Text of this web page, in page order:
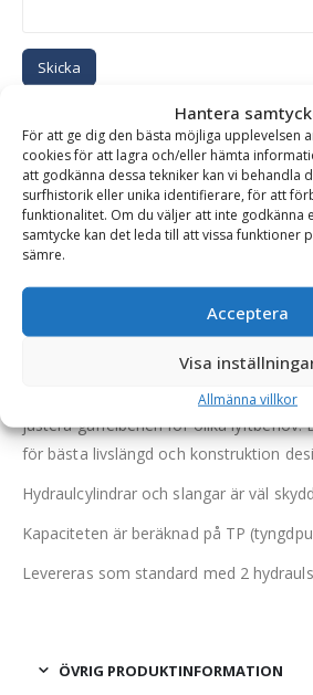
Hantera
För att ge dig den bästa möjliga upplevelsen
cookies för att lagra och/eller hämta
att godkänna dessa tekniker kan vi behandla
surfhistorik eller unika identifierare, för att
funktionalitet. Om du väljer att inte godkänna
samtycke kan det leda till att vissa funktioner
sämre.
Acceptera
Visa
Allmänna villkor
Skicka
Se alla produkter inom samma kategori
Pallgafflar Hydrauliska
BESKRIVNING
Gaffelställ – hydrauliskt, fäste
9900 kg, rambredd 2000 mm,
En pallgaffel med hydraulisk spridning
justera gaffelbenen för olika lyftbehov.
för bästa livslängd och konstruktion
Hydraulcylindrar och slangar är väl
Kapaciteten är beräknad på TP
Levereras som standard med 2
ÖVRIG PRODUKTINFORMATION